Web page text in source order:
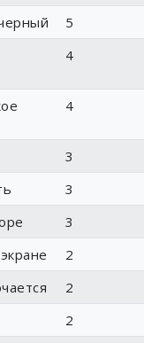
5
4
4
3
3
3
2
2
2